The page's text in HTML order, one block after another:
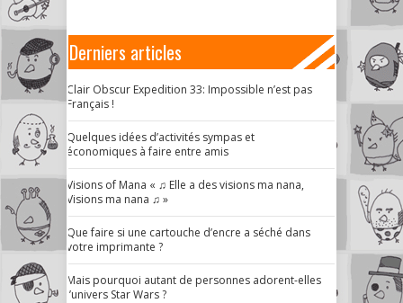
Derniers articles
Clair Obscur Expedition 33: Impossible n’est pas
Français !
Quelques idées d’activités sympas et
économiques à faire entre amis
Visions of Mana « ♫ Elle a des visions ma nana,
Visions ma nana ♫ »
Que faire si une cartouche d’encre a séché dans
votre imprimante ?
Mais pourquoi autant de personnes adorent-elles
l’univers Star Wars ?